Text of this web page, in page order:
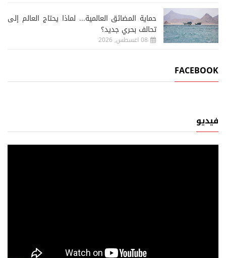
حماية المضائق العالمية... لماذا يحتاج العالم إلى
تحالف بحري جديد؟
08 اغسطس, 2026
FACEBOOK
فيديو